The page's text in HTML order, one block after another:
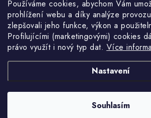
Používáme cookies, abychom Vám
prohlížení webu a díky analýze
zlepšovali jeho funkce, výkon a
Profilujícími (marketingovými) cookies
právo využít i nový typ dat. Více
Nastavení
Souhlasím
Informace pro vás
Kontakty
Jak nakupovat
Podmínky ochrany osobních údajů
Facebook
Přijímáme online platby
Vytvořil Shoptet
Copyright 2026VANITY.cz. Všechna